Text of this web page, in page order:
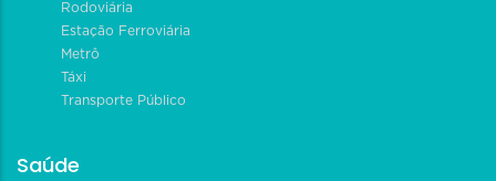
Rodoviária
Estação Ferroviária
Metrô
Táxi
Transporte Público
Saúde